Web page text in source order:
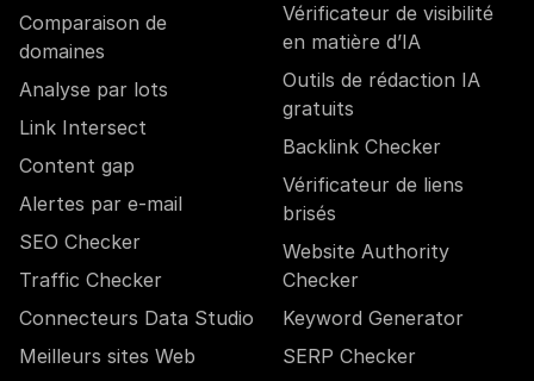
Comparaison de
domaines
Analyse par lots
Link Intersect
Content gap
Alertes par e-mail
SEO Checker
Traffic Checker
Connecteurs Data Studio
Meilleurs sites Web
Vérificateur de visibilité
en matière d’IA
Outils de rédaction IA
gratuits
Backlink Checker
Vérificateur de liens
brisés
Website Authority
Checker
Keyword Generator
SERP Checker